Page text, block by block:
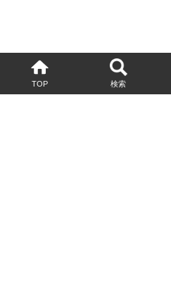
TOP 検索